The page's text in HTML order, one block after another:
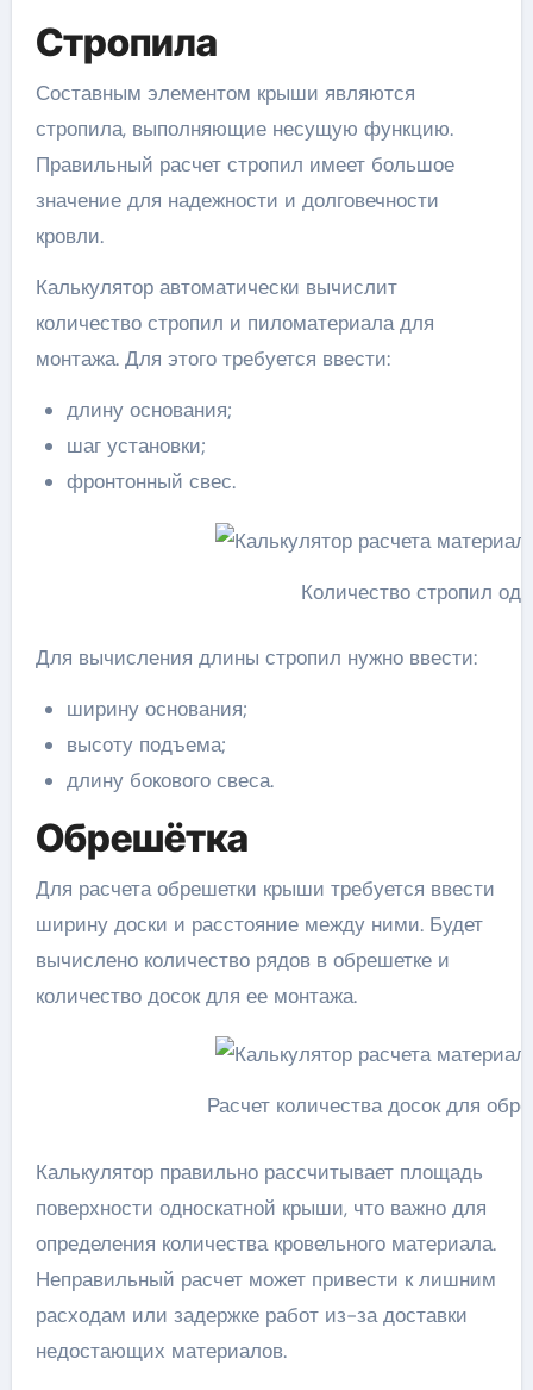
Стропила
Составным элементом крыши являются
стропила, выполняющие несущую функцию.
Правильный расчет стропил имеет большое
значение для надежности и долговечности
кровли.
Калькулятор автоматически вычислит
количество стропил и пиломатериала для
монтажа. Для этого требуется ввести:
длину основания;
шаг установки;
фронтонный свес.
Количество стропил
Для вычисления длины стропил нужно ввести:
ширину основания;
высоту подъема;
длину бокового свеса.
Обрешётка
Для расчета обрешетки крыши требуется ввести
ширину доски и расстояние между ними. Будет
вычислено количество рядов в обрешетке и
количество досок для ее монтажа.
Расчет количества досок для
Калькулятор правильно рассчитывает площадь
поверхности односкатной крыши, что важно для
определения количества кровельного материала.
Неправильный расчет может привести к лишним
расходам или задержке работ из-за доставки
недостающих материалов.